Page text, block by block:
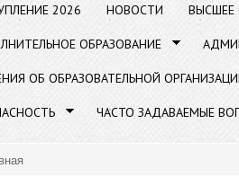
2026 НОВОСТИ ВЫСШЕЕ
ОБРАЗОВАНИЕ
ОБ ОБРАЗОВАТЕЛЬНОЙ
ЧАСТО ЗАДАВАЕМЫЕ